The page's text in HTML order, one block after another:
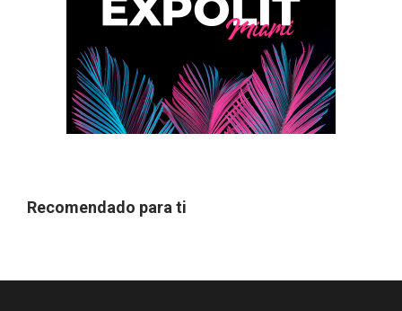
Recomendado para ti